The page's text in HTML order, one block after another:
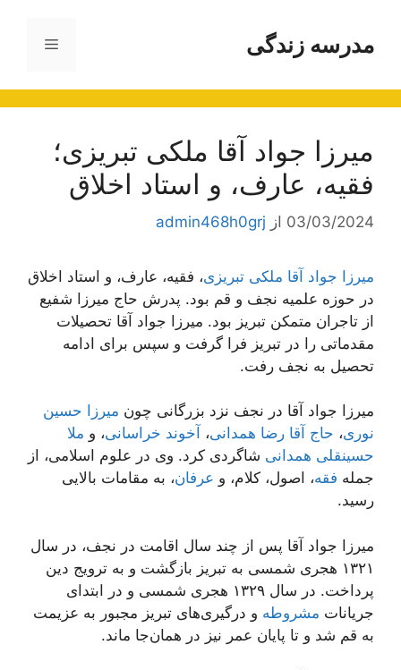
محتوامدرسه زندگی فهرست
میرزا جواد آقا ملکی تبریزی؛
فقیه، عارف، و استاد اخلاق
03/03/2024 از admin468h0grj
میرزا جواد آقا ملکی تبریزی، فقیه، عارف، و استاد اخلاق
در حوزه علمیه نجف و قم بود. پدرش حاج میرزا شفیع
از تاجران متمکن تبریز بود. میرزا جواد آقا تحصیلات
مقدماتی را در تبریز فرا گرفت و سپس برای ادامه
تحصیل به نجف رفت.
میرزا جواد آقا در نجف نزد بزرگانی چون میرزا حسین
نوری، حاج آقا رضا همدانی، آخوند خراسانی، و ملا
حسینقلی همدانی شاگردی کرد. وی در علوم اسلامی، از
جمله فقه، اصول، کلام، و عرفان، به مقامات بالایی
رسید.
میرزا جواد آقا پس از چند سال اقامت در نجف، در سال
۱۳۲۱ هجری شمسی به تبریز بازگشت و به ترویج دین
پرداخت. در سال ۱۳۲۹ هجری شمسی و در ابتدای
جریانات مشروطه و درگیری‌های تبریز مجبور به عزیمت
به قم شد و تا پایان عمر نیز در همان‌جا ماند.